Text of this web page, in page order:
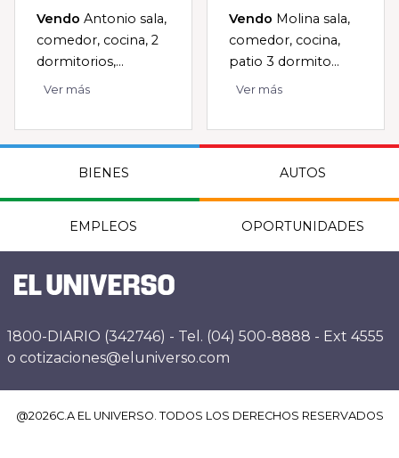
Vendo Antonio sala,
comedor, cocina, 2
dormitorios,...
Ver más
Vendo Molina sala,
comedor, cocina,
patio 3 dormito...
Ver más
BIENES AUTOS
EMPLEOS OPORTUNIDADES
1800-DIARIO (342746) - Tel. (04) 500-8888 - Ext 4555
o cotizaciones@eluniverso.com
@2026C.A EL UNIVERSO. TODOS LOS DERECHOS RESERVADOS